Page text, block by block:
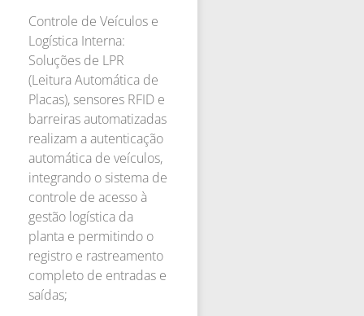
Controle de Veículos e
Logística Interna:
Soluções de LPR
(Leitura Automática de
Placas), sensores RFID e
barreiras automatizadas
realizam a autenticação
automática de veículos,
integrando o sistema de
controle de acesso à
gestão logística da
planta e permitindo o
registro e rastreamento
completo de entradas e
saídas;